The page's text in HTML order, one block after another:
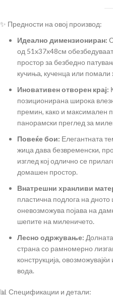
✨ Предности на овој производ:
Идеално димензиониран:
од 51x37x48см
простор за безбедно
кучиња, кученца или помали
Иновативен отворен крај:
позиционирана широка
премин, како и максимален
панорамски преглед за
Повеќе бои: Елегантната
жица дава безвременски,
изглед кој одлично се
домашен простор.
Внатрешни хранливи
пластична подлога на
оневозможува појава на
шепите на миленичето.
Лесно одржување:
страна со рамномерно
конструкција,
вода.
📊 Спецификации и детали: